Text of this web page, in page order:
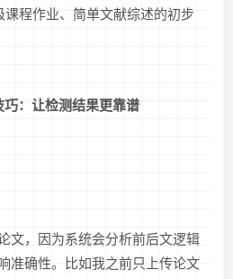
课程作业、简单文献综述的初步
：让检测结果更靠谱
文，因为系统会分析前后文逻辑
准确性。比如我之前只上传论文